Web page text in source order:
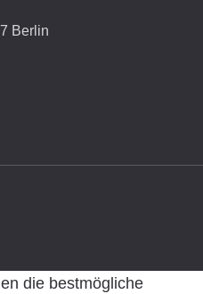
Berlin
die bestmögliche